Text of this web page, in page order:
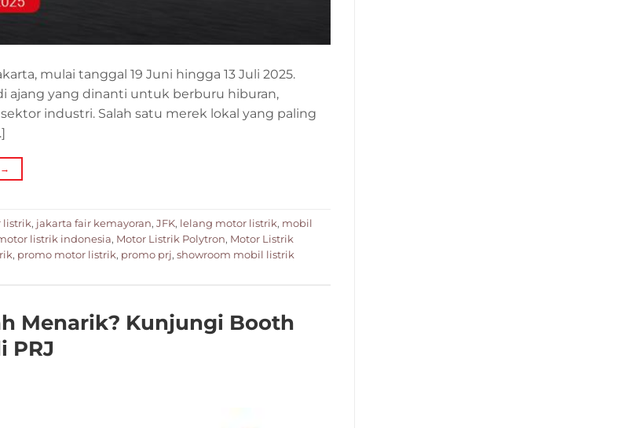
mulai tanggal 19 Juni hingga 13 Juli 2025.
ajang yang dinanti untuk berburu hiburan,
industri. Salah satu merek lokal yang paling
→
listrik, jakarta fair kemayoran, JFK, lelang motor listrik, mobil
listrik indonesia, Motor Listrik Polytron, Motor Listrik
, promo motor listrik, promo prj, showroom mobil listrik
Menarik? Kunjungi Booth
PRJ